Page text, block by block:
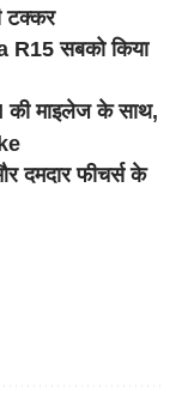
टक्कर
R15 सबको किया
माइलेज के साथ,
फीचर्स के